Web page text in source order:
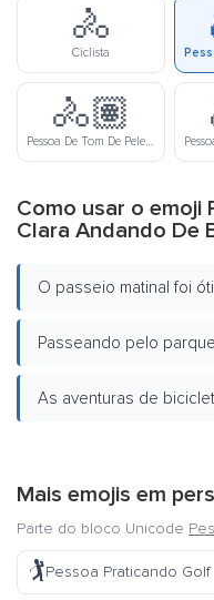
🚴
Ciclista
🚴🏽
Pessoa De Tom De Pele Médio Andando De Bicicleta
Como usar o emoji
Clara Andando De
O passeio matinal foi
Passeando pelo
As aventuras de
Mais emojis em
Parte do bloco Unicode
🏌️Pessoa Praticando Golf